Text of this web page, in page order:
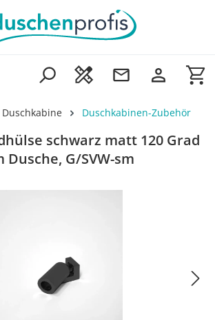
Duschkabine Duschkabinen-Zubehör
schwarz matt 120 Grad
G/SVW-sm